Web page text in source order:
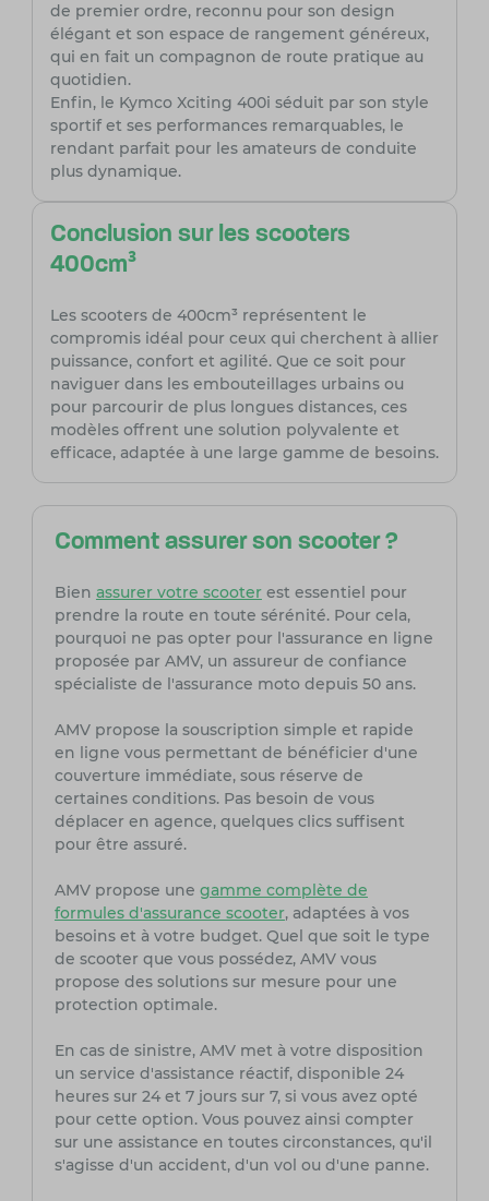
de premier ordre, reconnu pour son design
élégant et son espace de rangement généreux,
qui en fait un compagnon de route pratique au
quotidien.
Enfin, le Kymco Xciting 400i séduit par son style
sportif et ses performances remarquables, le
rendant parfait pour les amateurs de conduite
plus dynamique.
Conclusion sur les scooters
400cm³
Les scooters de 400cm³ représentent le
compromis idéal pour ceux qui cherchent à allier
puissance, confort et agilité. Que ce soit pour
naviguer dans les embouteillages urbains ou
pour parcourir de plus longues distances, ces
modèles offrent une solution polyvalente et
efficace, adaptée à une large gamme de besoins.
Comment assurer son scooter ?
Bien assurer votre scooterest essentiel pour
prendre la route en toute sérénité. Pour cela,
pourquoi ne pas opter pour l'assurance en ligne
proposée par AMV, un assureur de confiance
spécialiste de l'assurance moto depuis 50 ans.
AMV propose la souscription simple et rapide
en ligne vous permettant de bénéficier d'une
couverture immédiate, sous réserve de
certaines conditions. Pas besoin de vous
déplacer en agence, quelques clics suffisent
pour être assuré.
AMV propose une gamme complète de
formules d'assurance scooter, adaptées à vos
besoins et à votre budget. Quel que soit le type
de scooter que vous possédez, AMV vous
propose des solutions sur mesure pour une
protection optimale.
En cas de sinistre, AMV met à votre disposition
un service d'assistance réactif, disponible 24
heures sur 24 et 7 jours sur 7, si vous avez opté
pour cette option. Vous pouvez ainsi compter
sur une assistance en toutes circonstances, qu'il
s'agisse d'un accident, d'un vol ou d'une panne.